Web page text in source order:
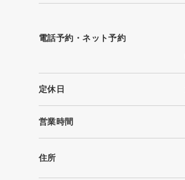
電話予約・ネット予約
定休日
営業時間
住所